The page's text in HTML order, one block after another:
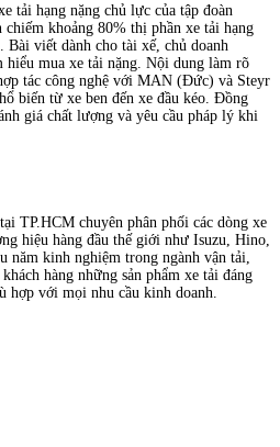
tải hạng nặng chủ lực của tập đoàn
khoảng 80% thị phần xe tải hạng
viết dành cho tài xế, chủ doanh
mua xe tải nặng. Nội dung làm rõ
tác công nghệ với MAN (Đức) và Steyr
biến từ xe ben đến xe đầu kéo. Đồng
giá chất lượng và yêu cầu pháp lý khi
TP.HCM chuyên phân phối các dòng xe
hiệu hàng đầu thế giới như Isuzu, Hino,
năm kinh nghiệm trong ngành vận tải,
hàng những sản phẩm xe tải đáng
hợp với mọi nhu cầu kinh doanh.